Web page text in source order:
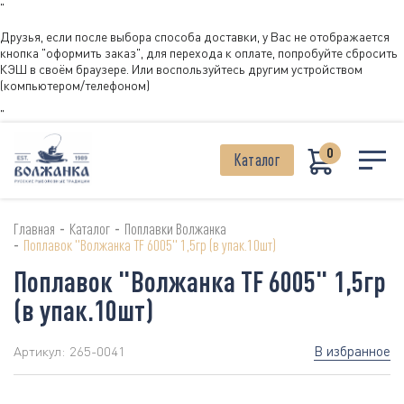
"
Друзья, если после выбора способа доставки, у Вас не отображается
кнопка "оформить заказ", для перехода к оплате, попробуйте сбросить
КЭШ в своём браузере. Или воспользуйтесь другим устройством
(компьютером/телефоном)
"
Каталог 0
Главная - Каталог - Поплавки Волжанка
- Поплавок "Волжанка TF 6005" 1,5гр (в упак.10шт)
Поплавок "Волжанка TF 6005" 1,5гр
(в упак.10шт)
Артикул: 265-0041 В избранное